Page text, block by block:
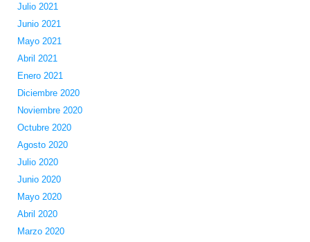
Julio 2021
Junio 2021
Mayo 2021
Abril 2021
Enero 2021
Diciembre 2020
Noviembre 2020
Octubre 2020
Agosto 2020
Julio 2020
Junio 2020
Mayo 2020
Abril 2020
Marzo 2020